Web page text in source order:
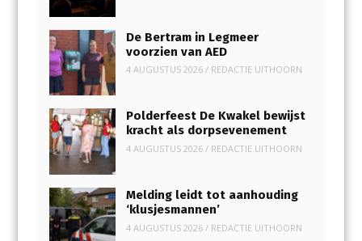
De Bertram in Legmeer
voorzien van AED
4 AUGUSTUS 2026/ REDACTIE UITHOORN
Polderfeest De Kwakel bewijst
kracht als dorpsevenement
4 AUGUSTUS 2026/ REDACTIE UITHOORN
Melding leidt tot aanhouding
‘klusjesmannen’
4 AUGUSTUS 2026/ REDACTIE UITHOORN